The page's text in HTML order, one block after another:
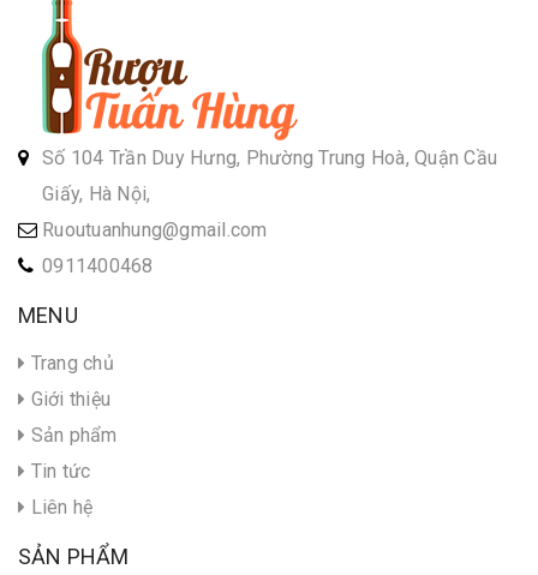
Số 104 Trần Duy Hưng, Phường Trung Hoà, Quận Cầu
Giấy, Hà Nội,
Ruoutuanhung@gmail.com
0911400468
MENU
Trang chủ
Giới thiệu
Sản phẩm
Tin tức
Liên hệ
SẢN PHẨM